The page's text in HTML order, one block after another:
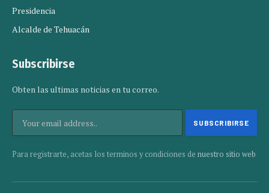
Presidencia
Alcalde de Tehuacán
Subscribirse
Obten las ultimas noticias en tu correo.
Para registrarte, acetas los terminos y condiciones de nuestro sitio web